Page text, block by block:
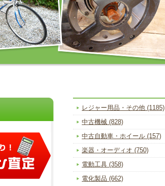
レジャー用品・その他 (1185)
中古機械 (828)
中古自動車・ホイール (157)
楽器・オーディオ (750)
電動工具 (358)
電化製品 (662)